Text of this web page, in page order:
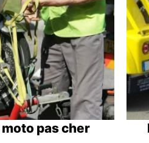
pas cher